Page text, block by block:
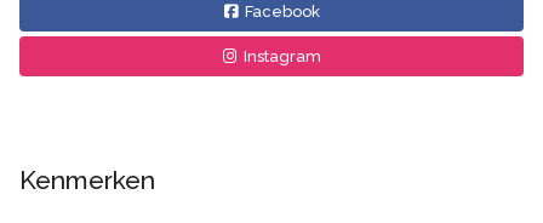
Facebook
Instagram
Kenmerken